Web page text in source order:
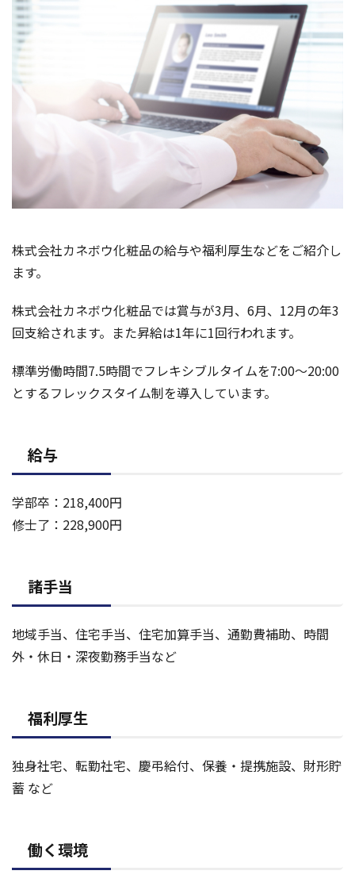
株式会社カネボウ化粧品の給与や福利厚生などをご紹介し
ます。
株式会社カネボウ化粧品では賞与が3月、6月、12月の年3
回支給されます。また昇給は1年に1回行われます。
標準労働時間7.5時間でフレキシブルタイムを7:00～20:00
とするフレックスタイム制を導入しています。
給与
学部卒：218,400円
修士了：228,900円
諸手当
地域手当、住宅手当、住宅加算手当、通勤費補助、時間
外・休日・深夜勤務手当など
福利厚生
独身社宅、転勤社宅、慶弔給付、保養・提携施設、財形貯
蓄 など
働く環境